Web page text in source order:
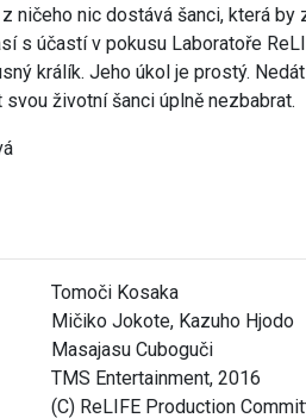
ničeho nic dostává šanci, která by
s účastí v pokusu Laboratoře
králík. Jeho úkol je prostý.
životní šanci úplně nezbabrat.
Tomoči Kosaka
Mičiko Jokote, Kazuho Hjodo
Masajasu Cuboguči
TMS Entertainment, 2016
(C) ReLIFE Production